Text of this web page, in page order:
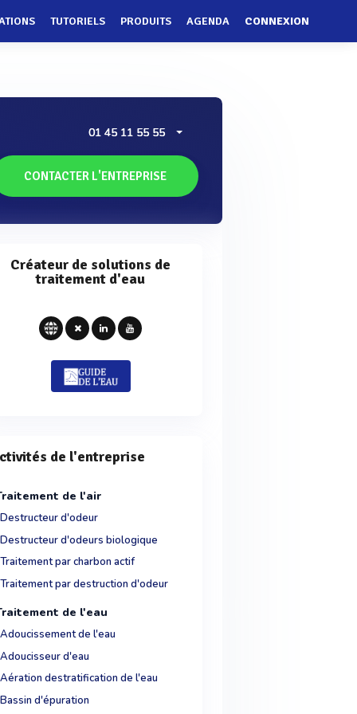
TUTORIELS PRODUITS AGENDA CONNEXION
01 45 11 55 55
CONTACTER L'ENTREPRISE
Créateur de solutions de
traitement d'eau
de l'entreprise
de l'air
Destructeur d'odeur
Destructeur d'odeurs biologique
Traitement par charbon actif
Traitement par destruction d'odeur
de l'eau
Adoucissement de l'eau
Adoucisseur d'eau
Aération destratification de l'eau
Bassin d'épuration